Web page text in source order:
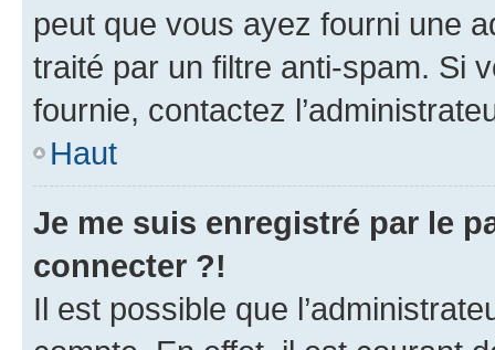
peut que vous ayez fourni une
traité par un filtre anti-spam. Si
fournie, contactez
Haut
Je me suis enregistré par le
connecter ?!
Il est possible que